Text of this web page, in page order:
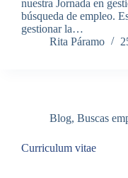
nuestra Jornada en
búsqueda de empleo.
gestionar la…
Rita Páramo
Blog, Buscas
Curriculum vitae